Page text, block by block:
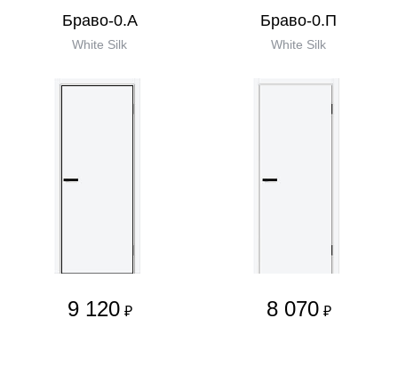
Браво-0.А
White Silk
9 120 ₽
Браво-0.П
White Silk
8 070 ₽